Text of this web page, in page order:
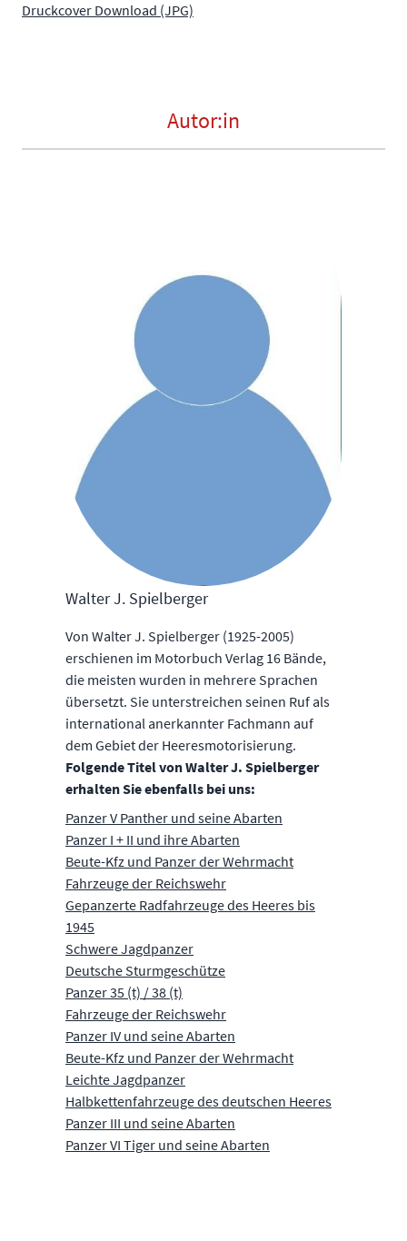
Druckcover Download (JPG)
Autor:in
Walter J. Spielberger
Von Walter J. Spielberger (1925-2005)
erschienen im Motorbuch Verlag 16 Bände,
die meisten wurden in mehrere Sprachen
übersetzt. Sie unterstreichen seinen Ruf als
international anerkannter Fachmann auf
dem Gebiet der Heeresmotorisierung.
Folgende Titel von Walter J. Spielberger
erhalten Sie ebenfalls bei uns:
Panzer V Panther und seine Abarten
Panzer I + II und ihre Abarten
Beute-Kfz und Panzer der Wehrmacht
Fahrzeuge der Reichswehr
Gepanzerte Radfahrzeuge des Heeres bis
1945
Schwere Jagdpanzer
Deutsche Sturmgeschütze
Panzer 35 (t) / 38 (t)
Fahrzeuge der Reichswehr
Panzer IV und seine Abarten
Beute-Kfz und Panzer der Wehrmacht
Leichte Jagdpanzer
Halbkettenfahrzeuge des deutschen Heeres
Panzer III und seine Abarten
Panzer VI Tiger und seine Abarten